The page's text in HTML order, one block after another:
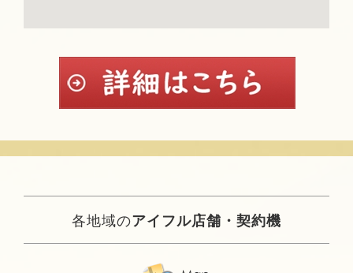
各地域のアイフル店舗・契約機